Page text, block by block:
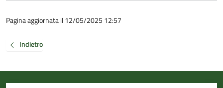
Pagina aggiornata il 12/05/2025 12:57
Indietro